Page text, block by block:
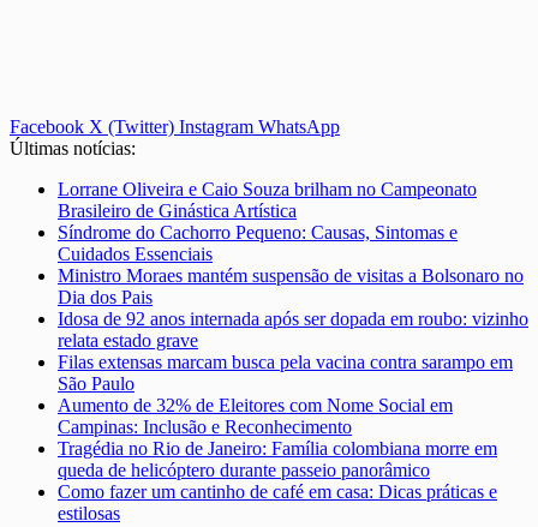
Facebook X (Twitter) Instagram WhatsApp
Últimas notícias:
Lorrane Oliveira e Caio Souza brilham no Campeonato
Brasileiro de Ginástica Artística
Síndrome do Cachorro Pequeno: Causas, Sintomas e
Cuidados Essenciais
Ministro Moraes mantém suspensão de visitas a Bolsonaro no
Dia dos Pais
Idosa de 92 anos internada após ser dopada em roubo: vizinho
relata estado grave
Filas extensas marcam busca pela vacina contra sarampo em
São Paulo
Aumento de 32% de Eleitores com Nome Social em
Campinas: Inclusão e Reconhecimento
Tragédia no Rio de Janeiro: Família colombiana morre em
queda de helicóptero durante passeio panorâmico
Como fazer um cantinho de café em casa: Dicas práticas e
estilosas